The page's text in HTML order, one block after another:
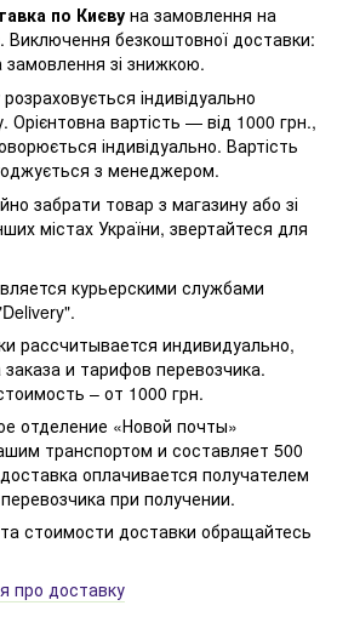
по Києву на замовлення на
Виключення безкоштовної доставки:
замовлення зі знижкою.
індивідуально
Орієнтовна вартість — від 1000 грн.,
індивідуально. Вартість
з менеджером.
забрати товар з магазину або зі
містах України, звертайтеся для
курьерскими службами
рассчитывается индивидуально,
и тарифов перевозчика.
– от 1000 грн.
отделение «Новой почты»
транспортом и составляет 500
оплачивается получателем
при получении.
стоимости доставки обращайтесь
про доставку